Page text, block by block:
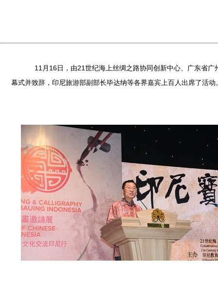
11月16日，由21世纪海上丝绸之路协同创新中心、广东省广
幕式并致辞，印尼旅游部副部长毕达纳等各界嘉宾上百人出席了活动